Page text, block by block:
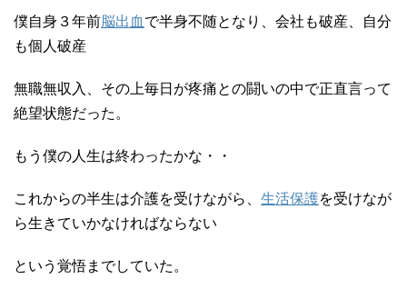
僕自身３年前脳出血 で半身不随となり、会社も破産、自分
も個人破産
無職無収入、その上毎日が疼痛との闘いの中で正直言って
絶望状態だった。
もう僕の人生は終わったかな・・
これからの半生は介護を受けながら、 生活保護を受けなが
ら生きていかなければならない
という覚悟までしていた。